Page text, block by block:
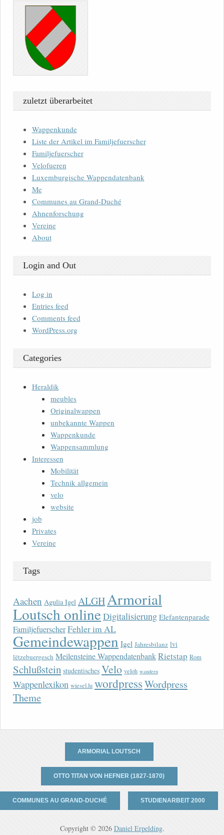
zuletzt überarbeitet
Wappenkunde
Liste der Artikel im Familjefuerscher
Familjefuerscher
Velofueren
Luxemburgische Wappendatenbank
Me
Communes au Grand-Duché
Ahnenforschung
Vereine
About
Login and Out
Log in
Entries feed
Comments feed
WordPress.org
Categories
Heraldik
meubles
Originalwappen
unbekannte Wappen
Wappenkunde
Wappensammlung
Interessen
Mobilität
Technik allgemein
velo
website
job
Privates
Vereine
Tags
Aachen Agulia Igel ALGHArmorial
Loutsch onlineDigitalisierung Elefantenparade
FamiljefuerscherFehler im AL
Gemeindewappen Igel Jahresbilanz lvi
lëtzebuergesch Meilensteine WappendatenbankRietstap Rom
Schlußstein studentisches Velo veloh wandern
Wappenlexikon wiesel.lu wordpressWordpress
Theme
ARMORIAL LOUTSCH
OTTO TITAN VON HEFNER (1827-1870)
COMMUNES AU GRAND-DUCHÉ STUDIENARBEIT 2000
Copyright © 2026 Daniel Erpelding.